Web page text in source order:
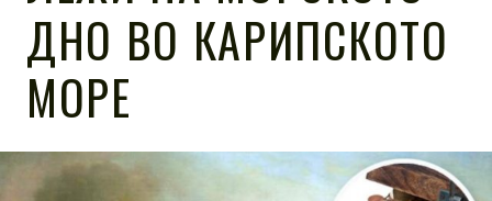
ДНО ВО КАРИПСКОТО
МОРЕ